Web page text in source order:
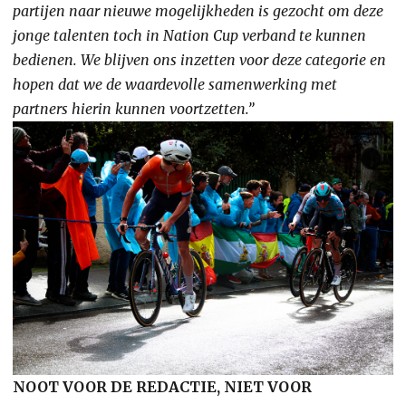
partijen naar nieuwe mogelijkheden is gezocht om deze
jonge talenten toch in Nation Cup verband te kunnen
bedienen. We blijven ons inzetten voor deze categorie en
hopen dat we de waardevolle samenwerking met
partners hierin kunnen voortzetten.”
NOOT VOOR DE REDACTIE, NIET VOOR